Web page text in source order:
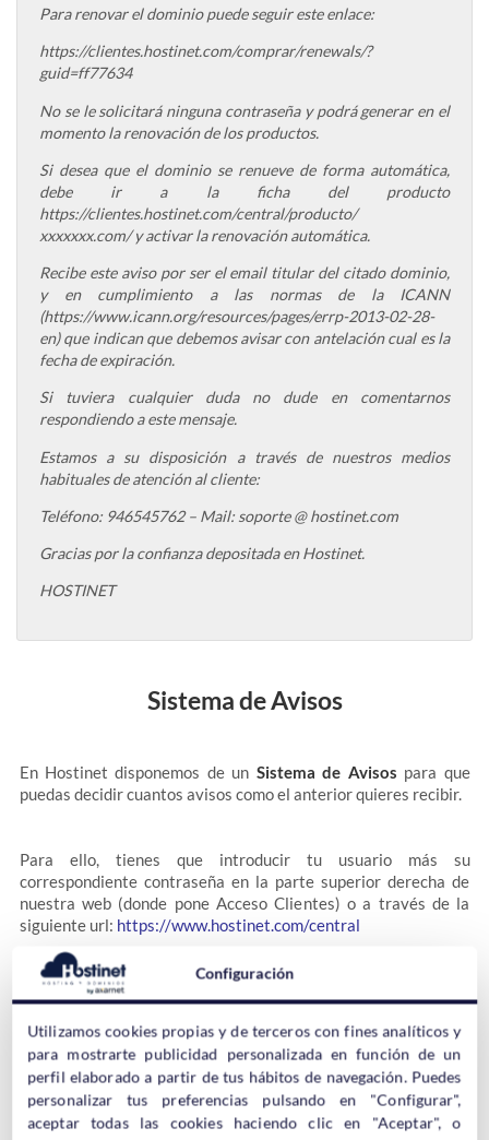
Para renovar el dominio puede seguir este enlace:
https://clientes.hostinet.com/comprar/renewals/?
guid=ff77634
No se le solicitará ninguna contraseña y podrá generar en el
momento la renovación de los productos.
Si desea que el dominio se renueve de forma automática,
debe ir a la ficha del producto
https://clientes.hostinet.com/central/producto/
xxxxxxx.com/ y activar la renovación automática.
Recibe este aviso por ser el email titular del citado dominio,
y en cumplimiento a las normas de la ICANN
(https://www.icann.org/resources/pages/errp-2013-02-28-
en) que indican que debemos avisar con antelación cual es la
fecha de expiración.
Si tuviera cualquier duda no dude en comentarnos
respondiendo a este mensaje.
Estamos a su disposición a través de nuestros medios
habituales de atención al cliente:
Teléfono: 946545762 – Mail: soporte @ hostinet.com
Gracias por la confianza depositada en Hostinet.
HOSTINET
Sistema de Avisos
En Hostinet disponemos de un Sistema de Avisos para que
puedas decidir cuantos avisos como el anterior quieres recibir.
Para ello, tienes que introducir tu usuario más su
correspondiente contraseña en la parte superior derecha de
nuestra web (donde pone Acceso Clientes) o a través de la
siguiente url: https://www.hostinet.com/central
Después, debes dirígete hasta la sección“Mi cuenta”o donde
antes salía lo de"Acceso Clientes"(ahora pondrá tu nombre o
Configuración
Utilizamos cookies propias y de terceros con fines analíticos y
para mostrarte publicidad personalizada en función de un
perfil elaborado a partir de tus hábitos de navegación. Puedes
personalizar tus preferencias pulsando en "Configurar",
aceptar todas las cookies haciendo clic en "Aceptar", o